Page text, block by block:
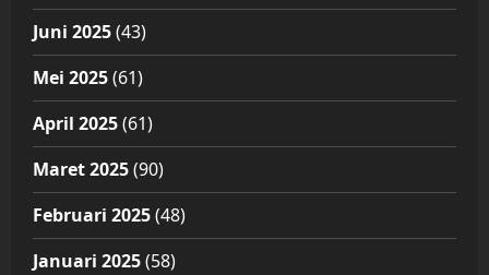
Juni 2025(43)
Mei 2025(61)
April 2025(61)
Maret 2025(90)
Februari 2025(48)
Januari 2025(58)